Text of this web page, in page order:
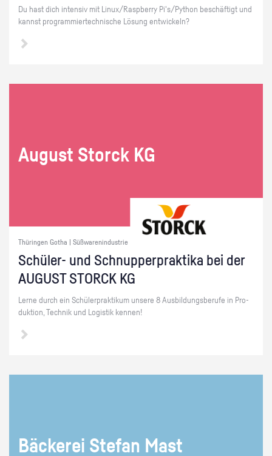
Du hast dich in­ten­siv mit Linux/Raspber­ry Pi's/Py­thon be­schäf­tigt und
kannst pro­gram­mier­tech­ni­sche Lö­sung ent­wi­ckeln?
Au­gust Storck KG
Thüringen Gotha | Süßwarenindustrie
Schü­ler- und Schnup­per­prak­ti­ka bei der
AU­GUST STORCK KG
Lerne durch ein Schü­ler­prak­ti­kum un­se­re 8 Aus­bil­dungs­be­ru­fe in Pro­
duk­ti­on, Tech­nik und Lo­gis­tik ken­nen!
Bä­cke­rei Ste­fan Mast